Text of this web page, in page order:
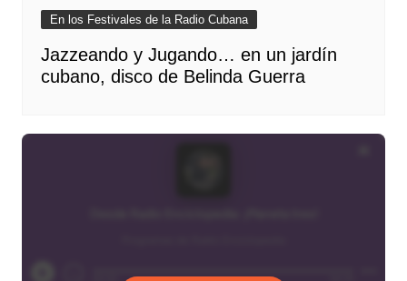
En los Festivales de la Radio Cubana
Jazzeando y Jugando… en un jardín
cubano, disco de Belinda Guerra